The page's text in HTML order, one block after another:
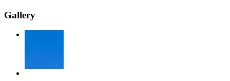
Gallery